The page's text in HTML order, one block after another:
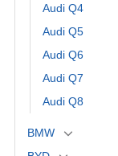
Audi Q4
Audi Q5
Audi Q6
Audi Q7
Audi Q8
BMW